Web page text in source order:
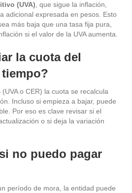
(UVA), que sigue la inflación,
adicional expresada en pesos. Esto
más baja que una tasa fija pura,
si el valor de la UVA aumenta.
la cuota del
o CER) la cuota se recalcula
Incluso si empieza a bajar, puede
Por eso es clave revisar si el
o si deja la variación
no puedo pagar
período de mora, la entidad puede